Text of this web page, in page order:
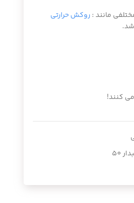
مانند : روکش حرارتی
کنند!
۵۰